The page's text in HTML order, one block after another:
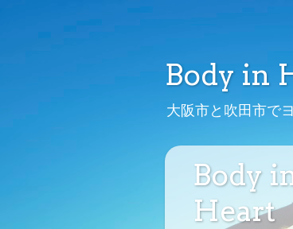
Body in
大阪市と吹田市で
Body
Heart